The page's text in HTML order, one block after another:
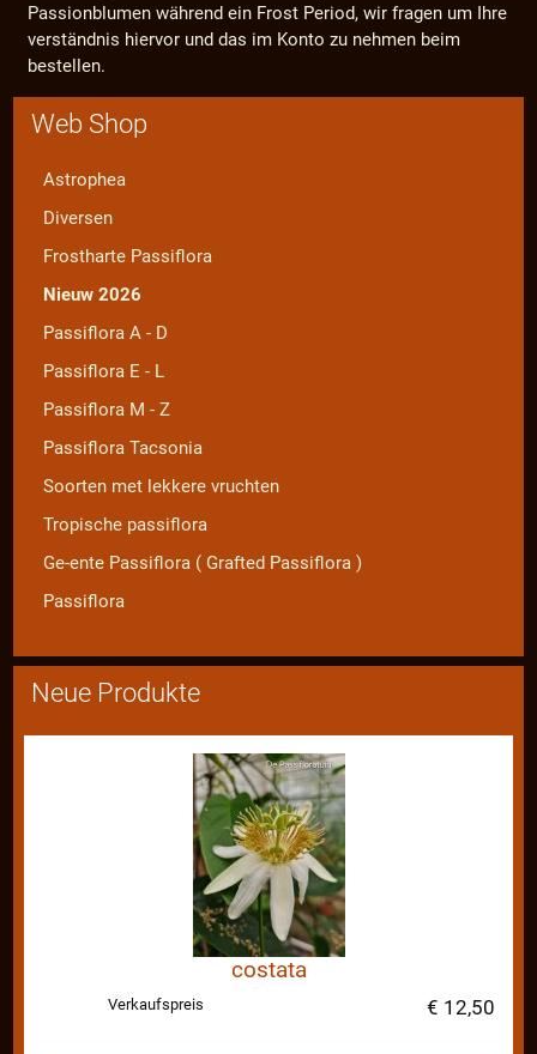
Passionblumen während ein Frost Period, wir fragen um Ihre
verständnis hiervor und das im Konto zu nehmen beim
bestellen.
Web Shop
Astrophea
Diversen
Frostharte Passiflora
Nieuw 2026
Passiflora A - D
Passiflora E - L
Passiflora M - Z
Passiflora Tacsonia
Soorten met lekkere vruchten
Tropische passiflora
Ge-ente Passiflora ( Grafted Passiflora )
Passiflora
Neue Produkte
costata
Verkaufspreis € 12,50